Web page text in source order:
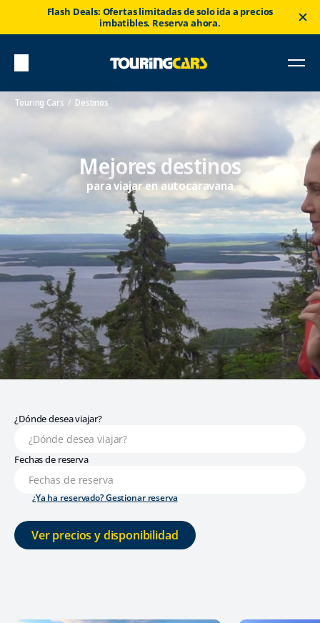
Flash Deals: Ofertas limitadas de solo ida a precios
imbatibles. Reserva ahora.
Touring Cars Destinos
Mejores destinos
para viajar en autocaravana
¿Dónde desea viajar?
Fechas de reserva
Ver precios y disponibilidad
¿Ya ha reservado? Gestionar reserva